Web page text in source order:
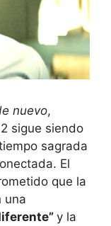
nuevo,
sigue siendo
sagrada
El
que la
una
y la